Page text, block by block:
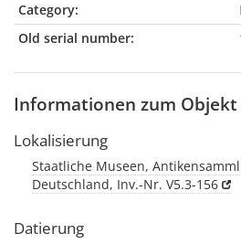
Category:
Old serial number:
Informationen zum Objekt
Lokalisierung
Staatliche Museen,
Deutschland, Inv.-Nr. V5.3-156
Datierung